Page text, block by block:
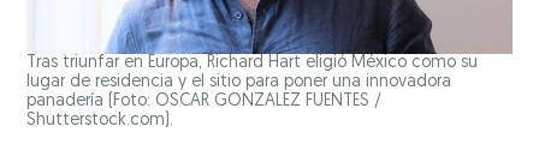
Tras triunfar en Europa, Richard Hart eligió México como su
lugar de residencia y el sitio para poner una innovadora
panadería (Foto: OSCAR GONZALEZ FUENTES /
Shutterstock.com).